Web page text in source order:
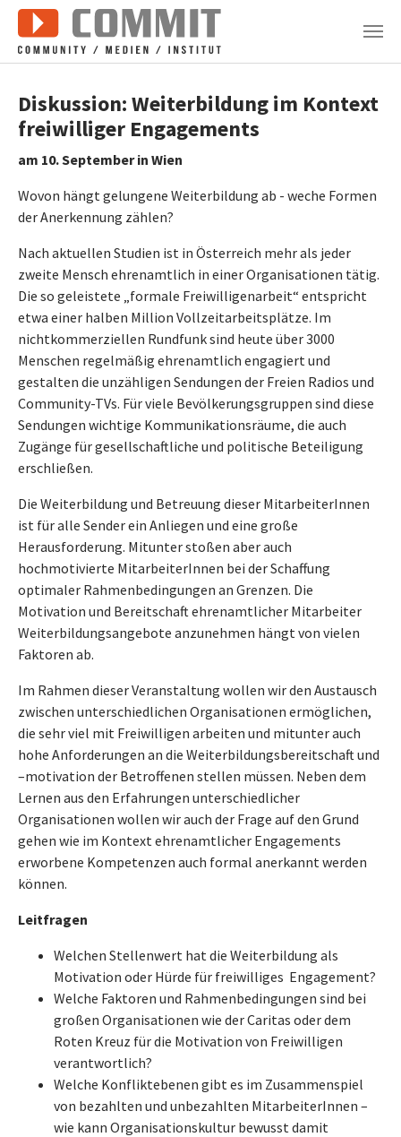
Zum Hauptinhalt springen
Diskussion: Weiterbildung im Kontext
freiwilliger Engagements
am 10. September in Wien
Wovon hängt gelungene Weiterbildung ab - weche Formen
der Anerkennung zählen?
Nach aktuellen Studien ist in Österreich mehr als jeder
zweite Mensch ehrenamtlich in einer Organisationen tätig.
Die so geleistete „formale Freiwilligenarbeit“ entspricht
etwa einer halben Million Vollzeitarbeitsplätze. Im
nichtkommerziellen Rundfunk sind heute über 3000
Menschen regelmäßig ehrenamtlich engagiert und
gestalten die unzähligen Sendungen der Freien Radios und
Community-TVs. Für viele Bevölkerungsgruppen sind diese
Sendungen wichtige Kommunikationsräume, die auch
Zugänge für gesellschaftliche und politische Beteiligung
erschließen.
Die Weiterbildung und Betreuung dieser MitarbeiterInnen
ist für alle Sender ein Anliegen und eine große
Herausforderung. Mitunter stoßen aber auch
hochmotivierte MitarbeiterInnen bei der Schaffung
optimaler Rahmenbedingungen an Grenzen. Die
Motivation und Bereitschaft ehrenamtlicher Mitarbeiter
Weiterbildungsangebote anzunehmen hängt von vielen
Faktoren ab.
Im Rahmen dieser Veranstaltung wollen wir den Austausch
zwischen unterschiedlichen Organisationen ermöglichen,
die sehr viel mit Freiwilligen arbeiten und mitunter auch
hohe Anforderungen an die Weiterbildungsbereitschaft und
–motivation der Betroffenen stellen müssen. Neben dem
Lernen aus den Erfahrungen unterschiedlicher
Organisationen wollen wir auch der Frage auf den Grund
gehen wie im Kontext ehrenamtlicher Engagements
erworbene Kompetenzen auch formal anerkannt werden
können.
Leitfragen
Welchen Stellenwert hat die Weiterbildung als
Motivation oder Hürde für freiwilliges Engagement?
Welche Faktoren und Rahmenbedingungen sind bei
großen Organisationen wie der Caritas oder dem
Roten Kreuz für die Motivation von Freiwilligen
verantwortlich?
Welche Konfliktebenen gibt es im Zusammenspiel
von bezahlten und unbezahlten MitarbeiterInnen –
wie kann Organisationskultur bewusst damit